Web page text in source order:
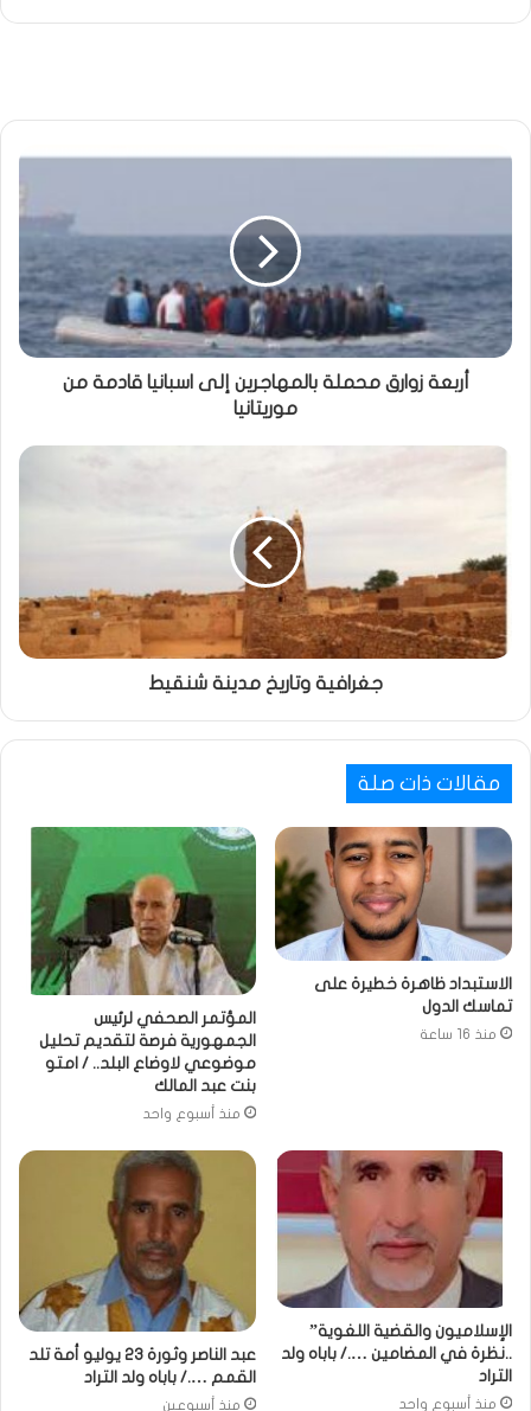
أربعة زوارق محملة بالمهاجرين إلى اسبانيا قادمة من
موريتانيا
جغرافية وتاريخ مدينة شنقيط
مقالات ذات صلة
الاستبداد ظاهرة خطيرة على
تماسك الدول
منذ 16 ساعة
المؤتمر الصحفي لرئيس
الجمهورية فرصة لتقديم تحليل
موضوعي لاوضاع البلد.. / امتو
بنت عبد المالك
منذ أسبوع واحد
الإسلاميون والقضية اللغوية”
..نظرة في المضامين …./ باباه ولد
التراد
منذ أسبوع واحد
عبد الناصر وثورة 23 يوليو أمة تلد
القمم …./ باباه ولد التراد
منذ أسبوعين